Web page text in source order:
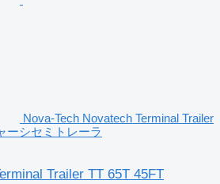
Nova-Tech Novatech Terminal Trailer
ーシセミトレーラ
Trailer TT 65T 45FT